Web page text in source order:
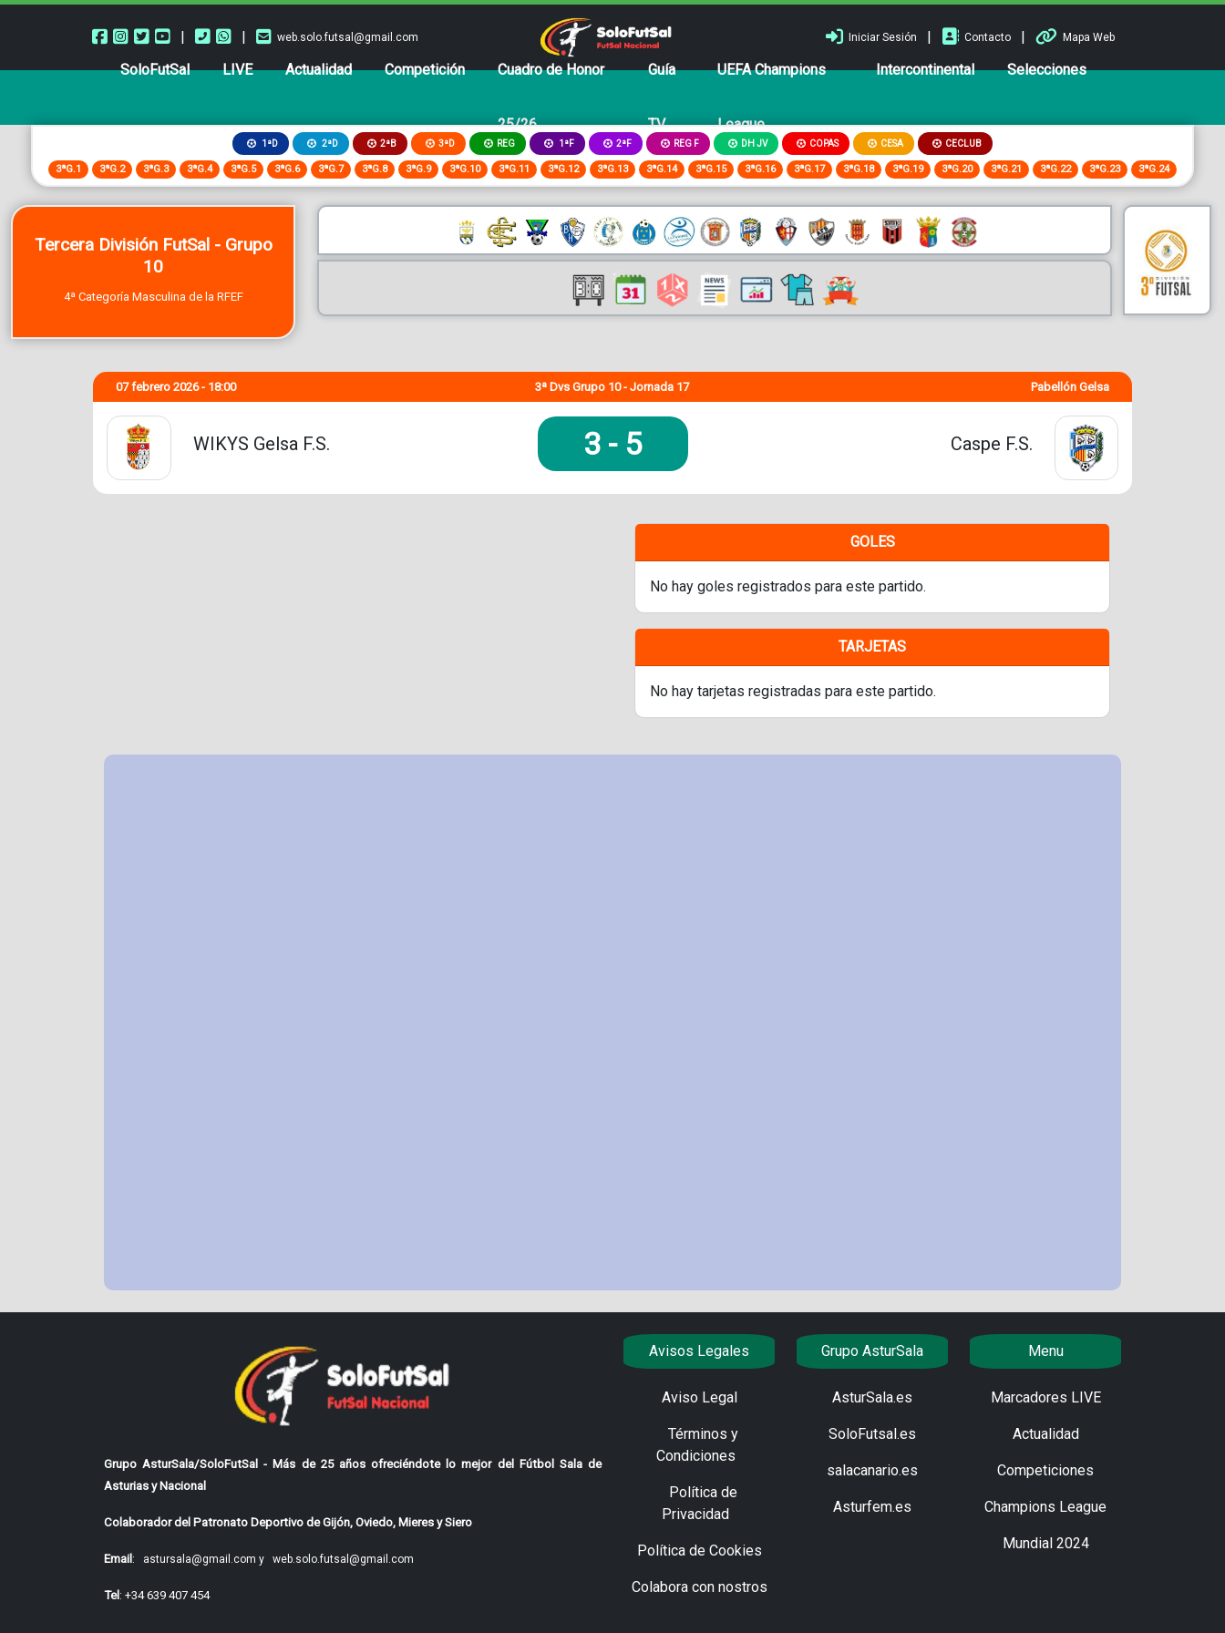
| | web.solo.futsal@gmail.com Iniciar Sesión | Contacto | Mapa Web
SoloFutSal LIVE Actualidad Competición Cuadro de Honor
25/26
Guía
TV
UEFA Champions
League
Intercontinental Selecciones
1ªD 2ªD 2ªB 3ªD REG 1ªF 2ªF REG F DH JV COPAS CESA CECLUB
3ªG.1 3ªG.2 3ªG.3 3ªG.4 3ªG.5 3ªG.6 3ªG.7 3ªG.8 3ªG.9 3ªG.10 3ªG.11 3ªG.12 3ªG.13 3ªG.14 3ªG.15 3ªG.16 3ªG.17 3ªG.18 3ªG.19 3ªG.20 3ªG.21 3ªG.22 3ªG.23 3ªG.24
Tercera División FutSal - Grupo
10
4ª Categoría Masculina de la RFEF
07 febrero 2026 - 18:00 3ª Dvs Grupo 10 - Jornada 17 Pabellón Gelsa
WIKYS Gelsa F.S. 3 - 5 Caspe F.S.
GOLES
No hay goles registrados para este partido.
TARJETAS
No hay tarjetas registradas para este partido.
Grupo AsturSala/SoloFutSal - Más de 25 años ofreciéndote lo mejor del Fútbol Sala de
Asturias y Nacional
Colaborador del Patronato Deportivo de Gijón, Oviedo, Mieres y Siero
Email: astursala@gmail.com y web.solo.futsal@gmail.com
Tel: +34 639 407 454
Avisos Legales
Aviso Legal
Términos y
Condiciones
Política de
Privacidad
Política de Cookies
Colabora con nostros
Grupo AsturSala
AsturSala.es
SoloFutsal.es
salacanario.es
Asturfem.es
Menu
Marcadores LIVE
Actualidad
Competiciones
Champions League
Mundial 2024